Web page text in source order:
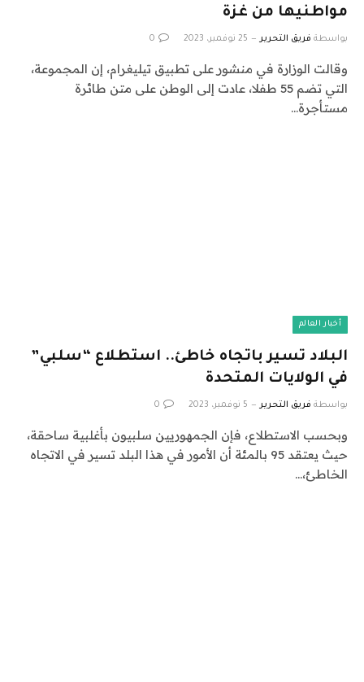
مواطنيها من غزة
بواسطة فريق التحرير 25 نوفمبر، 2023 0
وقالت الوزارة في منشور على تطبيق تيليغرام، إن المجموعة،
التي تضم 55 طفلا، عادت إلى الوطن على متن طائرة
مستأجرة…
أخبار العالم
البلاد تسير باتجاه خاطئ.. استطلاع “سلبي”
في الولايات المتحدة
بواسطة فريق التحرير 5 نوفمبر، 2023 0
وبحسب الاستطلاع، فإن الجمهوريين سلبيون بأغلبية ساحقة،
حيث يعتقد 95 بالمئة أن الأمور في هذا البلد تسير في الاتجاه
الخاطئ،…